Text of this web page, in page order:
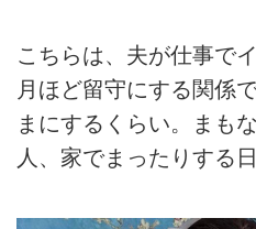
こちらは、夫が仕事で
月ほど留守にする関係
まにするくらい。まも
人、家でまったりする